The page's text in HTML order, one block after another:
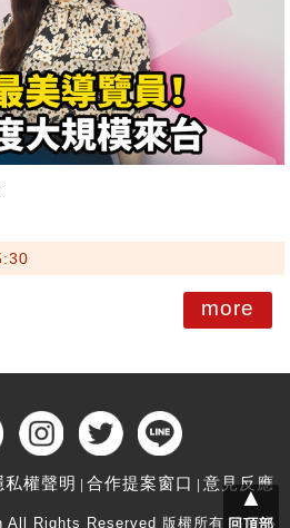
more
私權聲明 合作提案窗口 意見反應
Rights Reserved 版權所有 盜用必
▲
回頂部